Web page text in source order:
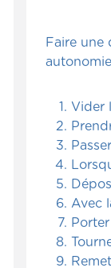
Faire une
Vider
Avec